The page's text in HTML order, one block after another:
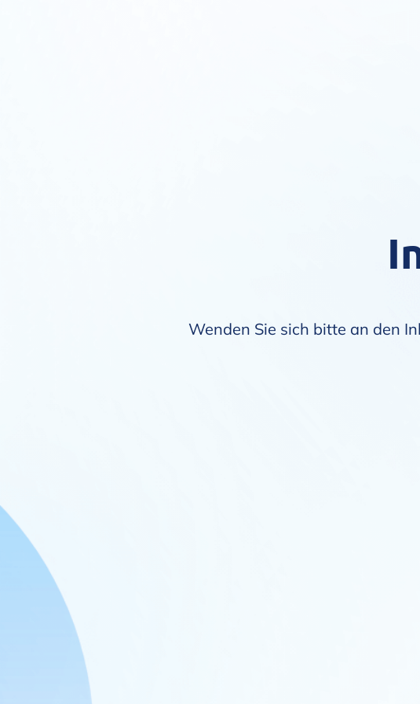
Wenden Sie sich bitte an den